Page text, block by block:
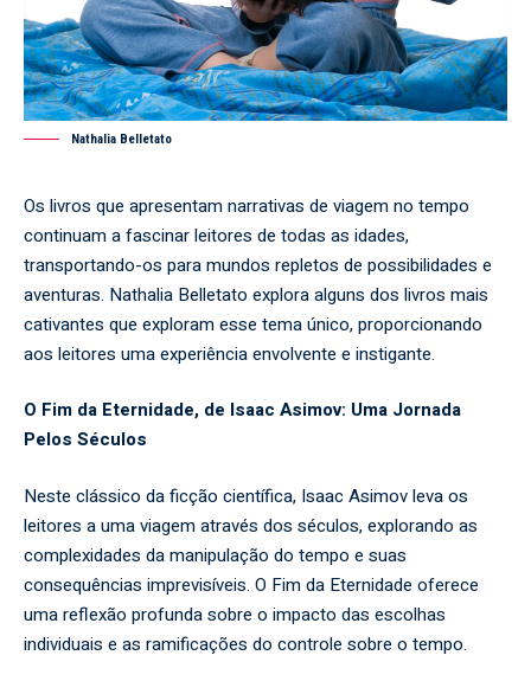
Nathalia Belletato
Os livros que apresentam narrativas de viagem no tempo
continuam a fascinar leitores de todas as idades,
transportando-os para mundos repletos de possibilidades e
aventuras. Nathalia Belletato explora alguns dos livros mais
cativantes que exploram esse tema único, proporcionando
aos leitores uma experiência envolvente e instigante.
O Fim da Eternidade, de Isaac Asimov: Uma Jornada
Pelos Séculos
Neste clássico da ficção científica, Isaac Asimov leva os
leitores a uma viagem através dos séculos, explorando as
complexidades da manipulação do tempo e suas
consequências imprevisíveis. O Fim da Eternidade oferece
uma reflexão profunda sobre o impacto das escolhas
individuais e as ramificações do controle sobre o tempo.